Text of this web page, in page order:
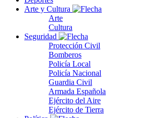
Arte y Cultura
Arte
Cultura
Seguridad
Protección Civil
Bomberos
Policía Local
Policía Nacional
Guardia Civil
Armada Española
Ejército del Aire
Ejército de Tierra